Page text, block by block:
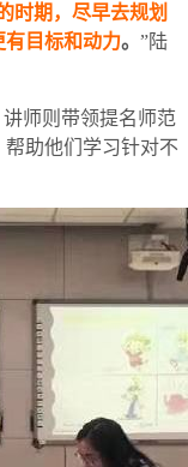
时期，尽早去规划
有目标和动力。 ”陆
师则带领提名师范
助他们学习针对不